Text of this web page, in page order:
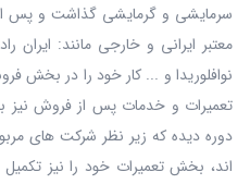
سرمایشی و گرمایشی گذاشت و پس
معتبر ایرانی و خارجی مانند: ایران
نوافلوریدا و ... کار خود را در
تعمیرات و خدمات پس از فروش نیز
دوره دیده که زیر نظر شرکت های
اند، بخش تعمیرات خود را نیز